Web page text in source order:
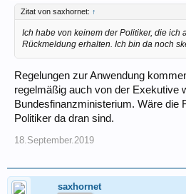
Zitat von saxhornet: ↑
Ich habe von keinem der Politiker, die ich
Rückmeldung erhalten. Ich bin da noch
Regelungen zur Anwendung
regelmäßig auch von der Exekutive
Bundesfinanzministerium. Wäre die
Politiker da dran sind.
18.September.2019
saxhornet